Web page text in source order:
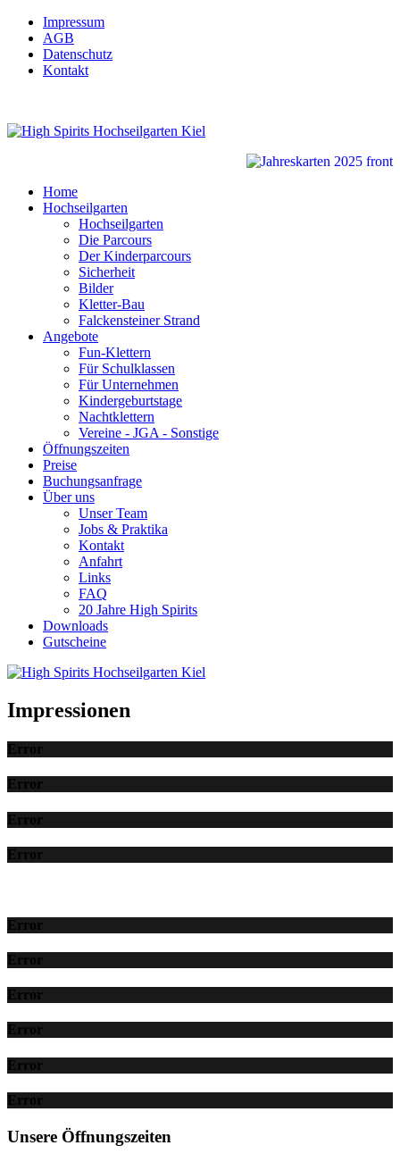
Impressum
AGB
Datenschutz
Kontakt
Home
Hochseilgarten
Hochseilgarten
Die Parcours
Der Kinderparcours
Sicherheit
Bilder
Kletter-Bau
Falckensteiner Strand
Angebote
Fun-Klettern
Für Schulklassen
Für Unternehmen
Kindergeburtstage
Nachtklettern
Vereine - JGA - Sonstige
Öffnungszeiten
Preise
Buchungsanfrage
Über uns
Unser Team
Jobs & Praktika
Kontakt
Anfahrt
Links
FAQ
20 Jahre High Spirits
Downloads
Gutscheine
Impressionen
Error
Error
Error
Error
Error
Error
Error
Error
Error
Error
Unsere Öffnungszeiten